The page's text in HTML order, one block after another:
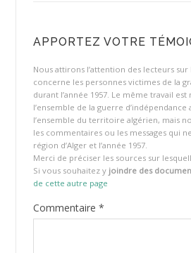
APPORTEZ VOTRE
Nous attirons l’attention des lecteurs
concerne les personnes victimes de la
durant l’année 1957. Le même travail
l’ensemble de la guerre
l’ensemble du territoire algérien, mais
les commentaires ou les messages qui
région d’Alger et l’année 1957.
Merci de préciser les sources sur
Si vous souhaitez y joindre des
de cette autre page
Commentaire *